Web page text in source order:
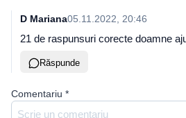
D Mariana05.11.2022, 20:46
21 de raspunsuri corecte doamne
Răspunde
Comentariu *